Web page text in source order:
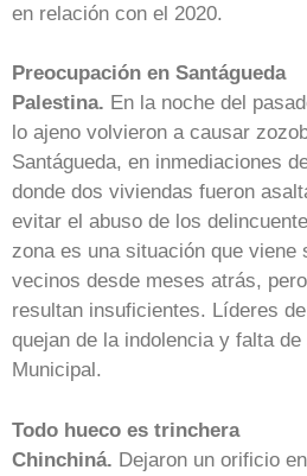
en relación con el 2020.
Preocupación en Santágueda
Palestina. En la noche del
lo ajeno volvieron a causar
Santágueda, en inmediaciones
donde dos viviendas fueron
evitar el abuso de los
zona es una situación que viene
vecinos desde meses atrás,
resultan insuficientes. Líderes
quejan de la indolencia y falta
Municipal.
Todo hueco es trinchera
Chinchiná. Dejaron un orificio